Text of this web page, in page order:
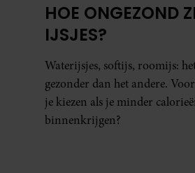
HOE ONGEZOND
IJSJES?
Waterijsjes, softijs, roomijs:
gezonder dan het andere.
je kiezen als je minder
binnenkrijgen?